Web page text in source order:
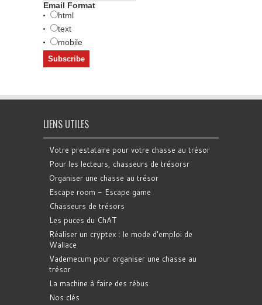
Email Format
html
text
mobile
LIENS UTILES
Votre prestataire pour votre chasse au trésor
Pour les lecteurs, chasseurs de trésorsr
Organiser une chasse au trésor
Escape room - Escape game
Chasseurs de trésors
Les puces du ChAT
Réaliser un cryptex : le mode d'emploi de
Wallace
Vademecum pour organiser une chasse au
trésor
La machine à faire des rébus
Nos clés